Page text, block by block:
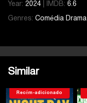
Year: 2024 IMDB: 6.6
Genres: Comédia Drama
Similar
Recém-adicionado